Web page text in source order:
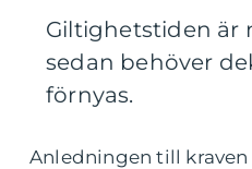
Giltighetstiden är
sedan behöver
förnyas.
Anledningen till kraven